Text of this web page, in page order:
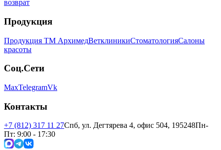
возврат
Продукция
Продукция ТМ АрхимедВетклиникиСтоматологияСалоны
красоты
Соц.Сети
MaxTelegramVk
Контакты
+7 (812) 317 11 27Спб, ул. Дегтярева 4, офис 504, 195248Пн-
Пт: 9:00 - 17:30